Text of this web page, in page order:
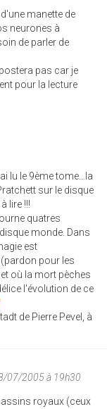
manette de
neurones à
de parler de
pas car je
pour la lecture
lu le 9ème tome...la
sur le disque
lire !!!
quatres
monde. Dans
est
pour les
où la mort pèches
l'évolution de ce
de Pierre Pevel, à
07/2005 à 19h30
royaux (ceux